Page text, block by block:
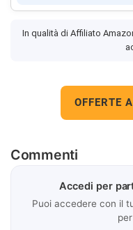
In qualità di Affiliato
OFFERTE
Commenti
Accedi per
Puoi accedere con il